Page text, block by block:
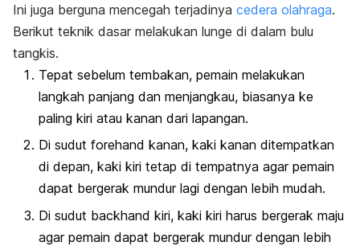
Ini juga berguna mencegah terjadinya cedera olahraga.
Berikut teknik dasar melakukan lunge di dalam bulu
tangkis.
Tepat sebelum tembakan, pemain melakukan
langkah panjang dan menjangkau, biasanya ke
paling kiri atau kanan dari lapangan.
Di sudut forehand kanan, kaki kanan ditempatkan
di depan, kaki kiri tetap di tempatnya agar pemain
dapat bergerak mundur lagi dengan lebih mudah.
Di sudut backhand kiri, kaki kiri harus bergerak maju
agar pemain dapat bergerak mundur dengan lebih